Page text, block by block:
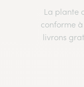
La plante
conforme
livrons